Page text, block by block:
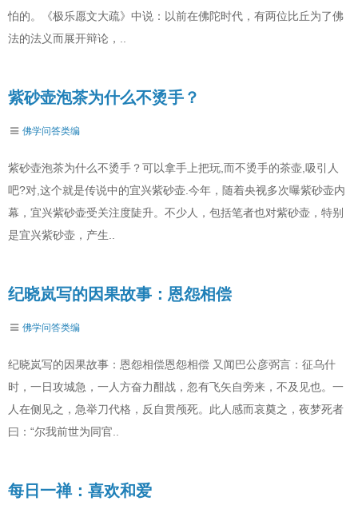
怕的。《极乐愿文大疏》中说：以前在佛陀时代，有两位比丘为了佛
法的法义而展开辩论，..
紫砂壶泡茶为什么不烫手？
佛学问答类编
紫砂壶泡茶为什么不烫手？可以拿手上把玩,而不烫手的茶壶,吸引人
吧?对,这个就是传说中的宜兴紫砂壶.今年，随着央视多次曝紫砂壶内
幕，宜兴紫砂壶受关注度陡升。不少人，包括笔者也对紫砂壶，特别
是宜兴紫砂壶，产生..
纪晓岚写的因果故事：恩怨相偿
佛学问答类编
纪晓岚写的因果故事：恩怨相偿恩怨相偿 又闻巴公彦弼言：征乌什
时，一日攻城急，一人方奋力酣战，忽有飞矢自旁来，不及见也。一
人在侧见之，急举刀代格，反自贯颅死。此人感而哀奠之，夜梦死者
曰：“尔我前世为同官..
每日一禅：喜欢和爱